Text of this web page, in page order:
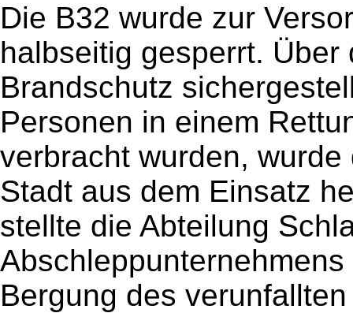
Die B32 wurde zur
halbseitig gesperrt.
Brandschutz
Personen in einem
verbracht wurden,
Stadt aus dem Einsatz
stellte die Abteilung
Bergung des verunfallten